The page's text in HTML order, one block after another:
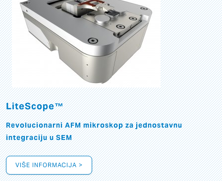
LiteScope™
Revolucionarni AFM mikroskop za jednostavnu
integraciju u SEM
VIŠE INFORMACIJA >